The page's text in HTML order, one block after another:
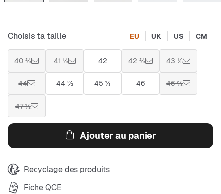
Choisis ta taille EU UK US CM
40 ⅔ 41 ⅓ 42 42 ⅔ 43 ⅓
44 44 ⅔ 45 ⅓ 46 46 ⅔
47 ⅓
Ajouter au panier
Recyclage des produits
Fiche QCE